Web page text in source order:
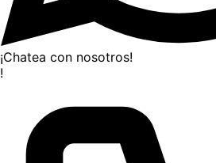
¡Chatea con nosotros!
!